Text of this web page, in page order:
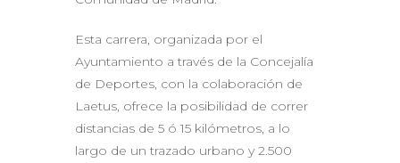
Esta carrera, organizada por el
Ayuntamiento a través de la Concejalía
de Deportes, con la colaboración de
Laetus, ofrece la posibilidad de correr
distancias de 5 ó 15 kilómetros, a lo
largo de un trazado urbano y 2.500